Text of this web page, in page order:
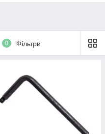
0 Фільтри